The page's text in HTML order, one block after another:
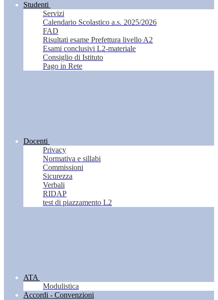
Studenti
Servizi
Calendario Scolastico a.s. 2025/2026
FAD
Risultati esame Prefettura livello A2
Esami conclusivi L2-materiale
Consiglio di Istituto
Pago in Rete
Docenti
Privacy
Normativa e sillabi
Commissioni
Sicurezza
Verbali
RIDAP
test di piazzamento L2
ATA
Modulistica
Accordi - Convenzioni